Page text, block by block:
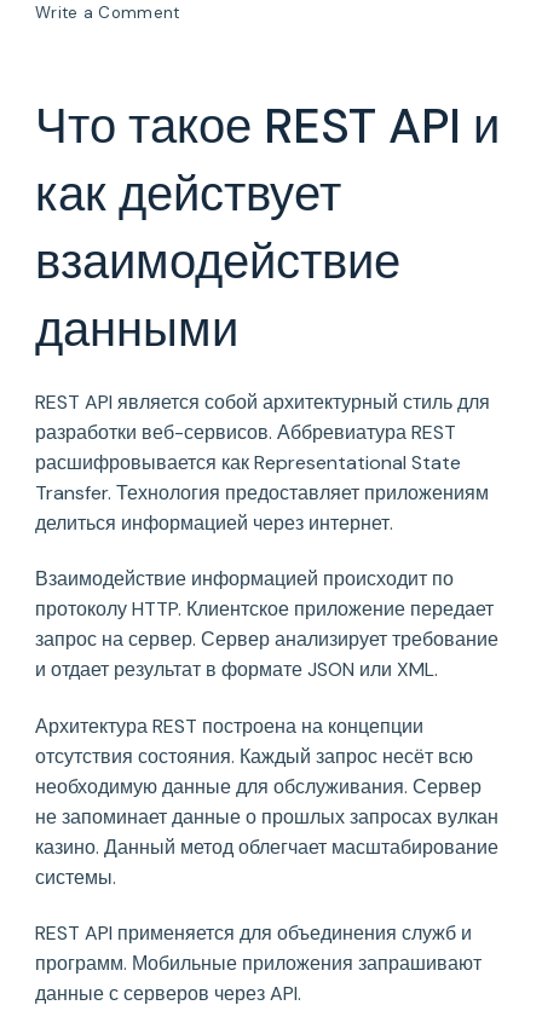
Write a Commenton
API
и
действует
взаимодействие
Что такое REST API и
как действует
взаимодействие
данными
REST API является собой архитектурный стиль для
разработки веб-сервисов. Аббревиатура REST
расшифровывается как Representational State
Transfer. Технология предоставляет приложениям
делиться информацией через интернет.
Взаимодействие информацией происходит по
протоколу HTTP. Клиентское приложение передает
запрос на сервер. Сервер анализирует требование
и отдает результат в формате JSON или XML.
Архитектура REST построена на концепции
отсутствия состояния. Каждый запрос несёт всю
необходимую данные для обслуживания. Сервер
не запоминает данные о прошлых запросах вулкан
казино. Данный метод облегчает масштабирование
системы.
REST API применяется для объединения служб и
программ. Мобильные приложения запрашивают
данные с серверов через API.